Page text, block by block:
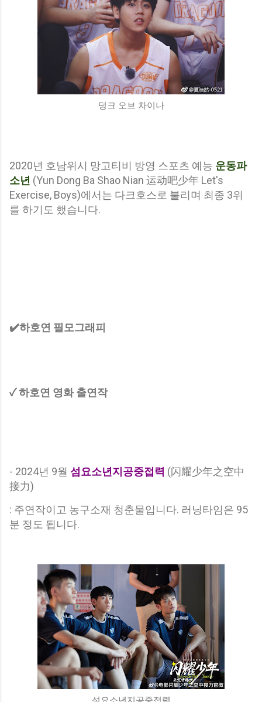
덩크 오브 차이나
2020년 호남위시 망고티비 방영 스포츠 예능 운동파
소년 (Yun Dong Ba Shao Nian 运动吧少年 Let's
Exercise, Boys)에서는 다크호스로 불리며 최종 3위
를 하기도 했습니다.
✔️하호연 필모그래피
✓ 하호연 영화 출연작
- 2024년 9월 섬요소년지공중접력 (闪耀少年之空中
接力)
: 주연작이고 농구소재 청춘물입니다. 러닝타임은 95
분 정도 됩니다.